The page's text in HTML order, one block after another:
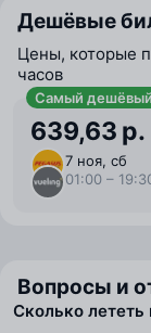
Дешёвые
Цены, которые
часов
Самый дешёвый
639,63 р.
7 ноя, сб
01:00 –
Вопросы и
Сколько